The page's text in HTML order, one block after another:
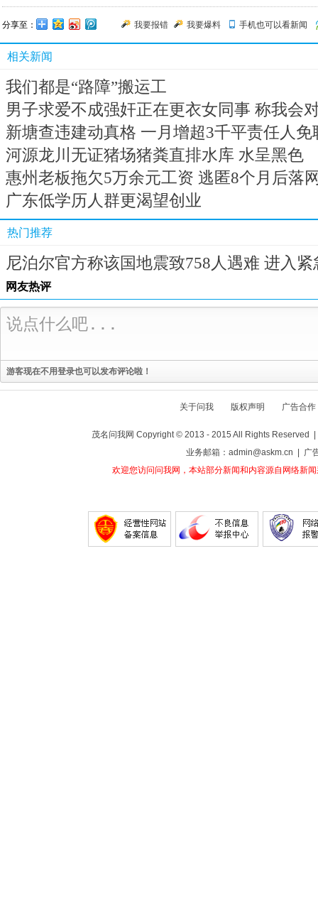
分享至： 我要报错 我要爆料 手机也可以看新闻
相关新闻
我们都是“路障”搬运工
男子求爱不成强奸正在更衣女同事 称我会
新塘查违建动真格 一月增超3千平责任人免
河源龙川无证猪场猪粪直排水库 水呈黑色
惠州老板拖欠5万余元工资 逃匿8个月后落
广东低学历人群更渴望创业
热门推荐
尼泊尔官方称该国地震致758人遇难 进入紧
网友热评
游客现在不用登录也可以发布评论啦！
关于问我 版权声明 广告合作
茂名问我网 Copyright © 2013 - 2015 All Rights Reserved
业务邮箱：admin@askm.cn | 广
欢迎您访问问我网，本站部分新闻和内容源自网络新